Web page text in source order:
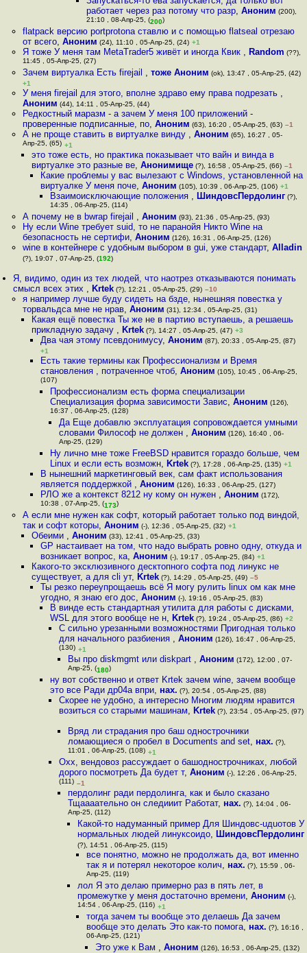
работает через раз потому что разр, Аноним (200),
21:10 , 08-Апр-25, (200)
flatpack версию portprotonа ставлю и с помощью flatseal отрезаю
от всего, Аноним (24), 11:10 , 05-Апр-25, (24) +1
Я тоже У меня там MetaTrader5 живёт и иногда Квик , Random (??),
11:45 , 05-Апр-25, (27)
Зачем виртуалка Есть firejail , тоже Аноним (ok), 13:47 , 05-Апр-25, (42)
+1
У меня firejail для этого, вполне здраво ему права подрезать ,
Аноним (44), 14:11 , 05-Апр-25, (44)
Редкостный маразм - а зачем У меня 100 приложений -
проверенные подписанные, по, Аноним (63), 16:20 , 05-Апр-25, (63) –1
А не проще ставить в виртуалке винду , Аноним (65), 16:27 , 05-
Апр-25, (65) +1
это тоже есть, но практика показывает что вайн и винда в
виртуалке это разные ве, Анонимище(?), 16:58 , 05-Апр-25, (66) –1
Какие проблемы у вас вылезают с Windows, установленной на
виртуалке У меня поче,Аноним (105), 10:39 , 06-Апр-25, (106) +1
Взаимоисключающие положения , ШиндовсПердолинг(?),
14:35 , 06-Апр-25, (114)
А почему не в bwrap firejail , Аноним (93), 21:36 , 05-Апр-25, (93)
Ну если Wine требует suid, то не паранойя Никто Wine на
безопасность не сертифи, Аноним (126), 16:31 , 06-Апр-25, (126)
wine в контейнере с удобным выбором в gui, уже стандарт, Alladin
(?), 19:07 , 07-Апр-25, (192)
Я, видимо, один из тех людей, что наотрез отказываются понимать
смысл всех этих , Krtek (?), 12:21 , 05-Апр-25, (29) –10
я например лучше буду сидеть на бзде, нынешняя повестка у
торвальдса мне не нрав, Аноним (31), 12:34 , 05-Апр-25, (31)
Какая ещё повестка Ты же не в партию вступаешь, а решаешь
прикладную задачу , Krtek(?), 14:27 , 05-Апр-25, (47) +3
Два чая этому псевдонимусу,Аноним (87), 20:33 , 05-Апр-25, (87)
+1
Есть такие термины как Профессионализм и Время
становления , потраченное чтоб,Аноним (105), 10:45 , 06-Апр-25,
(107)
Профессионализм есть форма специализации
Специализация форма зависимости Завис, Аноним (126),
16:37 , 06-Апр-25, (128)
Да Еще добавлю эксплуатация сопровождается умными
словами Философ не должен , Аноним (126), 16:40 , 06-
Апр-25, (129)
Ну лично мне тоже FreeBSD нравится гораздо больше, чем
Linux и если есть возможн, Krtek(?), 17:28 , 06-Апр-25, (135) +1
В нынешний маркетинговый век, сам факт использования
является поддержкой ,Аноним (126), 16:33 , 06-Апр-25, (127)
РЛО же а контекст 8212 ну кому он нужен ,Аноним (172),
10:38 , 07-Апр-25, (173)
А если мне нужен как софт, который работает только под виндой,
так и софт которы, Аноним (-), 12:36 , 05-Апр-25, (32) +1
Обеими , Аноним (33), 12:41 , 05-Апр-25, (33)
GP настаивает на том, что надо выбрать ровно одну, откуда и
возникает вопрос, ка,Аноним (-), 19:17 , 05-Апр-25, (84) +1
Какого-то эксклюзивного десктопного софта под линукс не
существует, а для cli ут, Krtek(?), 14:29 , 05-Апр-25, (49) –5
Ты резко переупрощаешь всё Я могу рулить linux ом как мне
угодно, я знаю его дос,Аноним (-), 19:16 , 05-Апр-25, (83)
В винде есть стандартная утилита для работы с дисками,
WSL для этого вообще не н, Krtek(?), 19:24 , 05-Апр-25, (86) +2
С сильно урезанными возможностями Пригодная только
для начального разбиения , Аноним (126), 16:47 , 06-Апр-25,
(130) +1
Вы про diskmgmt или diskpart ,Аноним (172), 12:00 , 07-
Апр-25, (180)
ну вот собственно и ответ Krtek зачем wine, зачем вообще
это все Ради др04а впри, нах. (?), 20:54 , 05-Апр-25, (88)
Скорее не удобно, а интересно Многим людям нравится
возиться со старыми машинам, Krtek(?), 23:54 , 05-Апр-25, (97)
Вряд ли страдания про баш однострочники
ломающиеся о пробел в Documents and set, нах. (?),
11:01 , 06-Апр-25, (108) +1
Охх, вендовоз рассуждает о башоднострочниках, любой
дорого посмотреть Да будет т, Аноним (-), 12:26 , 06-Апр-25,
(111) –1
пердолинг ради пердолинга, как и было сказано
Тщаааательно он следииит Работат, нах. (?), 14:04 , 06-
Апр-25, (112)
Какой-то надуманный пример Для Шиндовс-uдuотов У
нормальных людей линуксоидо, ШиндовсПердолинг
(?), 14:51 , 06-Апр-25, (115)
все понятно, можно не продолжать да, вот именно
так я и потерял некоторое колич, нах. (?), 15:59 , 06-
Апр-25, (119)
лол Я это делаю примерно раз в пять лет, в
промежутке у меня достаточно времени, Аноним (-),
14:54 , 06-Апр-25, (116) +1
тогда зачем ты вообще это делаешь Да зачем
вообще это делать Это как-то помога, нах. (?), 16:16 ,
06-Апр-25, (121)
Это уже к Вам ,Аноним (126), 16:53 , 06-Апр-25, (132)